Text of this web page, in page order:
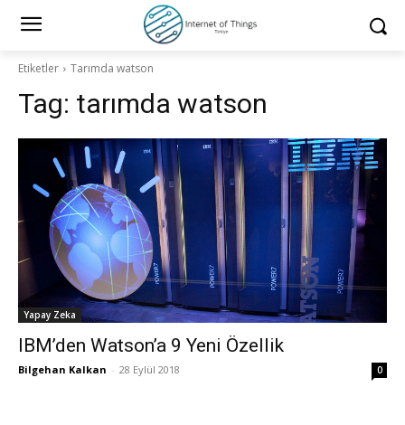
Etiketler Tarımda watson
Tag: tarımda watson
Yapay Zeka
IBM’den Watson’a 9 Yeni Özellik
Bilgehan Kalkan - 28 Eylül 2018 0